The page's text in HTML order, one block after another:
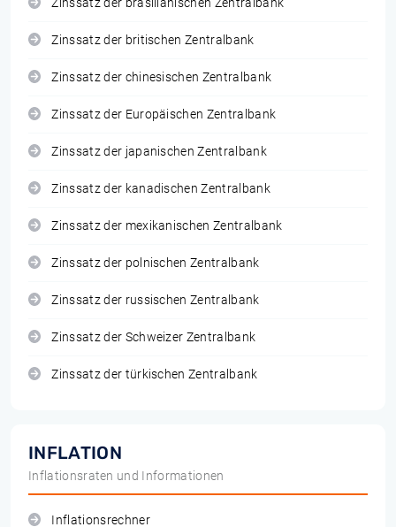
Zinssatz der brasilianischen Zentralbank
Zinssatz der britischen Zentralbank
Zinssatz der chinesischen Zentralbank
Zinssatz der Europäischen Zentralbank
Zinssatz der japanischen Zentralbank
Zinssatz der kanadischen Zentralbank
Zinssatz der mexikanischen Zentralbank
Zinssatz der polnischen Zentralbank
Zinssatz der russischen Zentralbank
Zinssatz der Schweizer Zentralbank
Zinssatz der türkischen Zentralbank
INFLATION
Inflationsraten und Informationen
Inflationsrechner